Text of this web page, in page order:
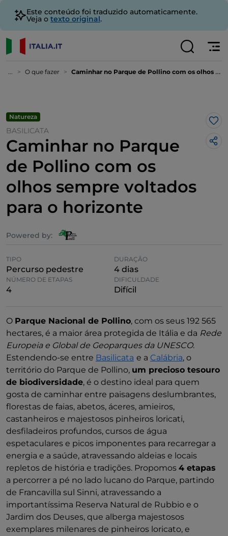
Este conteúdo foi traduzido automaticamente.
Veja o texto original.
... O que fazer Caminhar no Parque de Pollino com os olhos sempre voltados para o horizonte
Natureza
BASILICATA
Caminhar no Parque
de Pollino com os
olhos sempre voltados
para o horizonte
Powered by:
TIPO
Percurso pedestre
DURAÇÃO
4 dias
NÚMERO DE ETAPAS
4
DIFICULDADE
Difícil
O Parque Nacional de Pollino, com os seus 192 565
hectares, é a maior área protegida de Itália e da Rede
Europeia e Global de Geoparques da UNESCO.
Estendendo-se entre Basilicata e a Calábria, o
território do Parque de Pollino, um precioso tesouro
de biodiversidade, é o destino ideal para quem
gosta de caminhar entre paisagens deslumbrantes,
florestas de faias, abetos, áceres, amieiros,
castanheiros e majestosos pinheiros loricati,
desfiladeiros profundos, cursos de água
espetaculares e picos imponentes para recarregar a
energia e a saúde, atravessando aldeias e locais
repletos de história e tradições. Propomos 4 etapas
a percorrer a pé no lado lucano do Parque, partindo
de Francavilla sul Sinni, atravessando a
importantíssima Reserva Natural de Rubbio e o
Jardim dos Deuses, que alberga majestosos
exemplares milenares de pinheiros loricato, e